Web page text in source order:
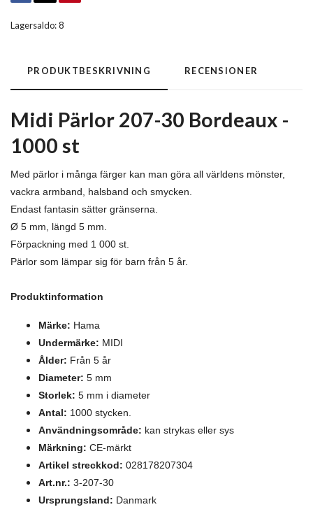
Lagersaldo:8
PRODUKTBESKRIVNING RECENSIONER
Midi Pärlor 207-30 Bordeaux -
1000 st
Med pärlor i många färger kan man göra all världens mönster,
vackra armband, halsband och smycken.
Endast fantasin sätter gränserna.
Ø 5 mm, längd 5 mm.
Förpackning med 1 000 st.
Pärlor som lämpar sig för barn från 5 år.
Produktinformation
Märke: Hama
Undermärke: MIDI
Ålder: Från 5 år
Diameter: 5 mm
Storlek: 5 mm i diameter
Antal: 1000 stycken.
Användningsområde: kan strykas eller sys
Märkning: CE-märkt
Artikel streckkod: 028178207304
Art.nr.: 3-207-30
Ursprungsland: Danmark